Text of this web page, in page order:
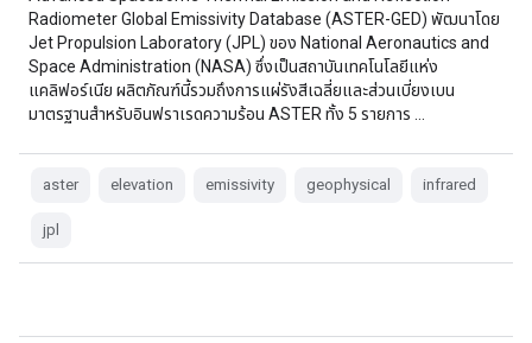
Radiometer Global Emissivity Database (ASTER-GED) พัฒนาโดย
Jet Propulsion Laboratory (JPL) ของ National Aeronautics and
Space Administration (NASA) ซึ่งเป็นสถาบันเทคโนโลยีแห่ง
แคลิฟอร์เนีย ผลิตภัณฑ์นี้รวมถึงการแผ่รังสีเฉลี่ยและส่วนเบี่ยงเบน
มาตรฐานสำหรับอินฟราเรดความร้อน ASTER ทั้ง 5 รายการ …
aster elevation emissivity geophysical infrared
jpl